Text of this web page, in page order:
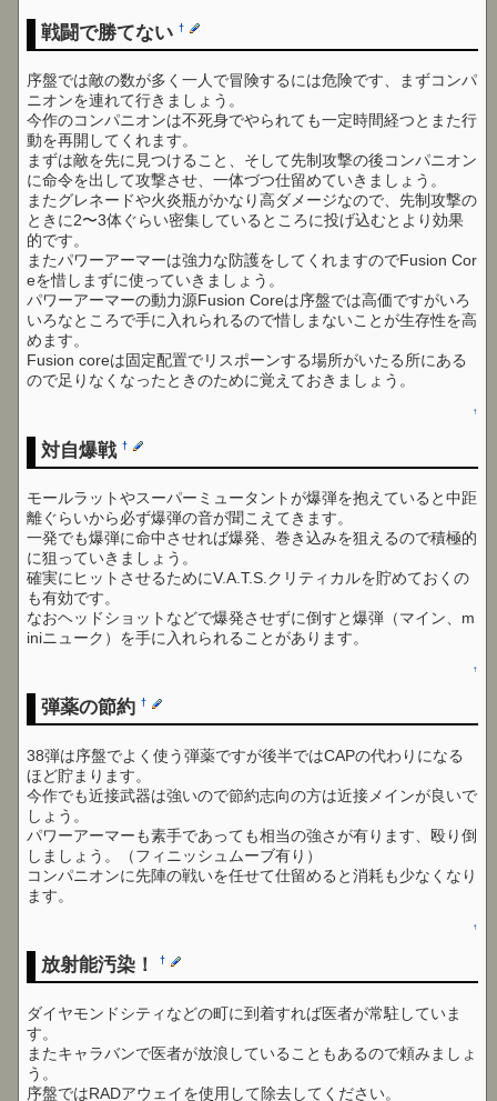
戦闘で勝てない†
序盤では敵の数が多く一人で冒険するには危険です、まずコンパ
ニオンを連れて行きましょう。
今作のコンパニオンは不死身でやられても一定時間経つとまた行
動を再開してくれます。
まずは敵を先に見つけること、そして先制攻撃の後コンパニオン
に命令を出して攻撃させ、一体づつ仕留めていきましょう。
またグレネードや火炎瓶がかなり高ダメージなので、先制攻撃の
ときに2〜3体ぐらい密集しているところに投げ込むとより効果
的です。
またパワーアーマーは強力な防護をしてくれますのでFusion Cor
eを惜しまずに使っていきましょう。
パワーアーマーの動力源Fusion Coreは序盤では高価ですがいろ
いろなところで手に入れられるので惜しまないことが生存性を高
めます。
Fusion coreは固定配置でリスポーンする場所がいたる所にある
ので足りなくなったときのために覚えておきましょう。
↑
対自爆戦†
モールラットやスーパーミュータントが爆弾を抱えていると中距
離ぐらいから必ず爆弾の音が聞こえてきます。
一発でも爆弾に命中させれば爆発、巻き込みを狙えるので積極的
に狙っていきましょう。
確実にヒットさせるためにV.A.T.S.クリティカルを貯めておくの
も有効です。
なおヘッドショットなどで爆発させずに倒すと爆弾（マイン、m
iniニューク）を手に入れられることがあります。
↑
弾薬の節約†
38弾は序盤でよく使う弾薬ですが後半ではCAPの代わりになる
ほど貯まります。
今作でも近接武器は強いので節約志向の方は近接メインが良いで
しょう。
パワーアーマーも素手であっても相当の強さが有ります、殴り倒
しましょう。（フィニッシュムーブ有り）
コンパニオンに先陣の戦いを任せて仕留めると消耗も少なくなり
ます。
↑
放射能汚染！†
ダイヤモンドシティなどの町に到着すれば医者が常駐していま
す。
またキャラバンで医者が放浪していることもあるので頼みましょ
う。
序盤ではRADアウェイを使用して除去してください。